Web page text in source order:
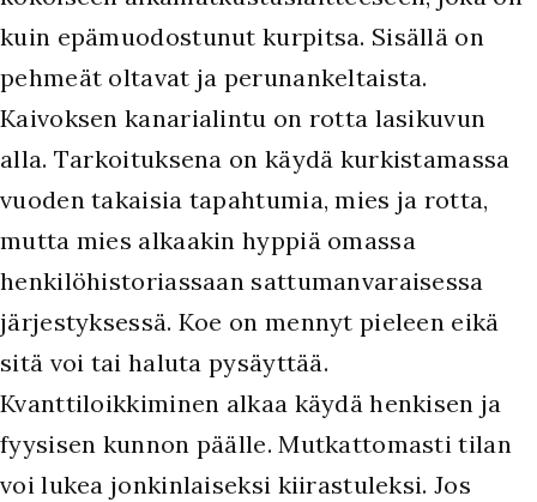
kuin epämuodostunut kurpitsa. Sisällä on
pehmeät oltavat ja perunankeltaista.
Kaivoksen kanarialintu on rotta lasikuvun
alla. Tarkoituksena on käydä kurkistamassa
vuoden takaisia tapahtumia, mies ja rotta,
mutta mies alkaakin hyppiä omassa
henkilöhistoriassaan sattumanvaraisessa
järjestyksessä. Koe on mennyt pieleen eikä
sitä voi tai haluta pysäyttää.
Kvanttiloikkiminen alkaa käydä henkisen ja
fyysisen kunnon päälle. Mutkattomasti tilan
voi lukea jonkinlaiseksi kiirastuleksi. Jos